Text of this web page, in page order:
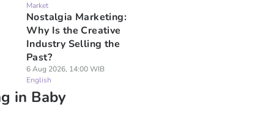
Market
Nostalgia Marketing:
Why Is the Creative
Industry Selling the
Past?
6 Aug 2026, 14:00 WIB
English
in Baby